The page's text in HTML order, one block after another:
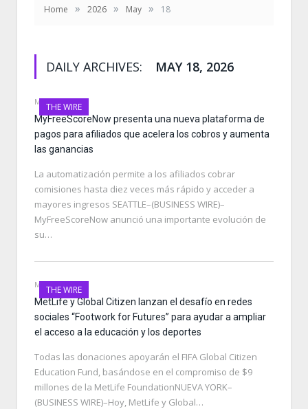
Home » 2026 » May » 18
DAILY ARCHIVES: MAY 18, 2026
THE WIRE
MAY 18, 2026
MyFreeScoreNow presenta una nueva plataforma de
pagos para afiliados que acelera los cobros y aumenta
las ganancias
La automatización permite a los afiliados cobrar
comisiones hasta diez veces más rápido y acceder a
mayores ingresos SEATTLE–(BUSINESS WIRE)–
MyFreeScoreNow anunció una importante evolución de
su…
THE WIRE
MAY 18, 2026
MetLife y Global Citizen lanzan el desafío en redes
sociales “Footwork for Futures” para ayudar a ampliar
el acceso a la educación y los deportes
Todas las donaciones apoyarán el FIFA Global Citizen
Education Fund, basándose en el compromiso de $9
millones de la MetLife FoundationNUEVA YORK–
(BUSINESS WIRE)–Hoy, MetLife y Global…